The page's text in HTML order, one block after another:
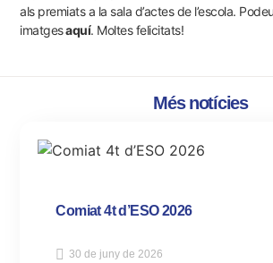
als premiats a la sala d’actes de l’escola.
imatgesaquí. Moltes felicitats!
Més notícies
Comiat 4t d’ESO 2026
30 de juny de 2026